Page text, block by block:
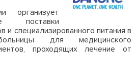
организует
поставки
и специализированного питания в
для медицинского
проходящих лечение от